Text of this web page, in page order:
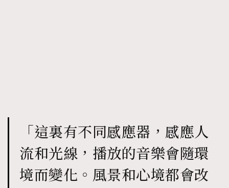
「這裏有不同感應器，感應人
流和光線，播放的音樂會隨環
境而變化。風景和心境都會改